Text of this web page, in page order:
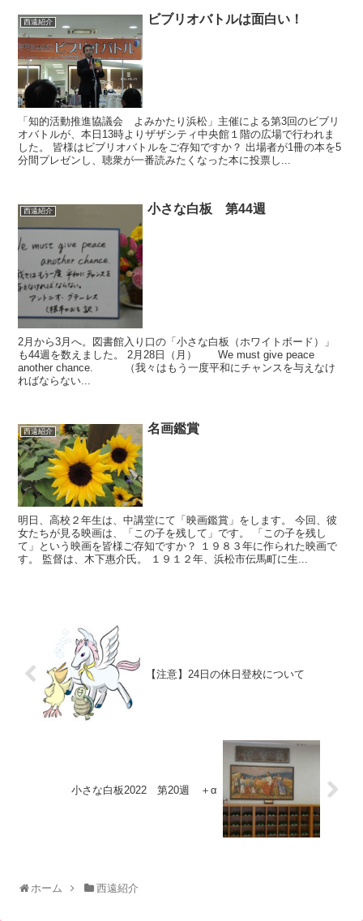
西遠紹介 ビブリオバトルは面白い！
「知的活動推進協議会 よみかたり浜松」主催による第3回のビブリ
オバトルが、本日13時よりザザシティ中央館１階の広場で行われま
した。 皆様はビブリオバトルをご存知ですか？ 出場者が1冊の本を5
分間プレゼンし、聴衆が一番読みたくなった本に投票し...
西遠紹介 小さな白板 第44週
2月から3月へ。図書館入り口の「小さな白板（ホワイトボード）」
も44週を数えました。 2月28日（月） We must give peace
another chance. （我々はもう一度平和にチャンスを与えなけ
ればならない...
西遠紹介 名画鑑賞
明日、高校２年生は、中講堂にて「映画鑑賞」をします。 今回、彼
女たちが見る映画は、「この子を残して」です。 「この子を残し
て」という映画を皆様ご存知ですか？ １９８３年に作られた映画で
す。 監督は、木下惠介氏。 １９１２年、浜松市伝馬町に生...
【注意】24日の休日登校について
小さな白板2022 第20週 ＋α
ホーム 西遠紹介